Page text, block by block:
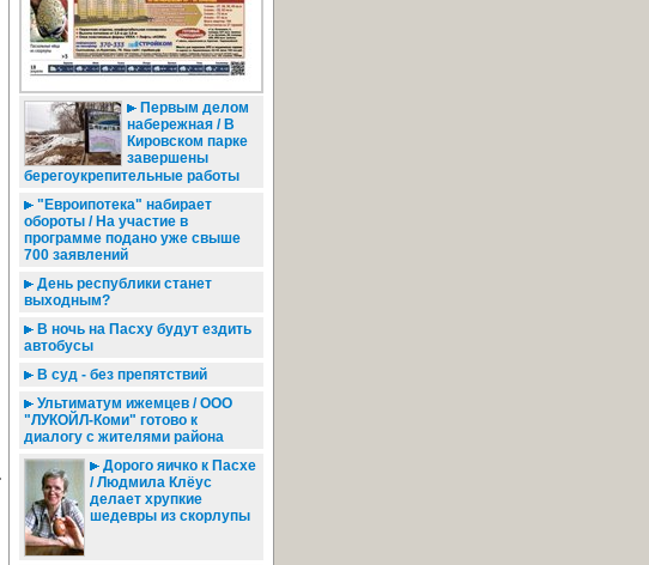
Первым делом
набережная / В
Кировском парке
завершены
берегоукрепительные работы
"Евроипотека" набирает
обороты / На участие в
программе подано уже свыше
700 заявлений
День республики станет
выходным?
В ночь на Пасху будут ездить
автобусы
В суд - без препятствий
Ультиматум ижемцев / ООО
"ЛУКОЙЛ-Коми" готово к
диалогу с жителями района
Дорого яичко к Пасхе
/ Людмила Клёус
делает хрупкие
шедевры из скорлупы